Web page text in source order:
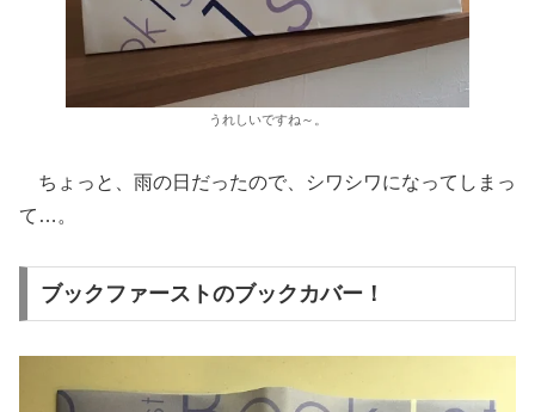
うれしいですね～。
ちょっと、雨の日だったので、シワシワになってしまっ
て…。
ブックファーストのブックカバー！